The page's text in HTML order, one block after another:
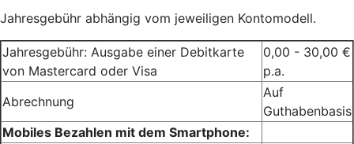
Jahresgebühr abhängig vom jeweiligen Kontomodell.
Jahresgebühr: Ausgabe einer Debitkarte
von Mastercard oder Visa
0,00 - 30,00 €
p.a.
Abrechnung
Auf
Guthabenbasis
Mobiles Bezahlen mit dem Smartphone: